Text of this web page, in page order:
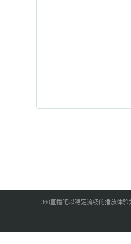
360直播吧以稳定流畅的播放体